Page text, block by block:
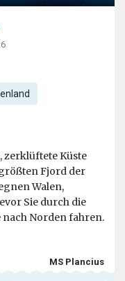
zerklüftete Küste
Fjord der
Walen,
Sie durch die
Norden fahren.
MS Plancius